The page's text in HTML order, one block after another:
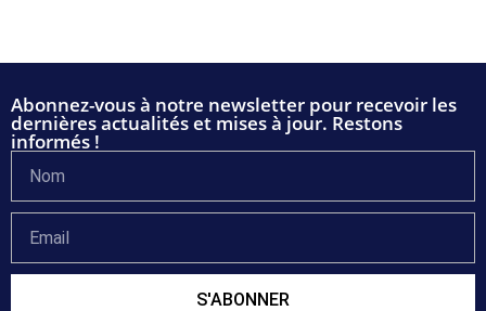
Abonnez-vous à notre newsletter pour recevoir les
dernières actualités et mises à jour. Restons
informés !
S'ABONNER